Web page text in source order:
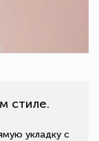
стиле.
укладку с